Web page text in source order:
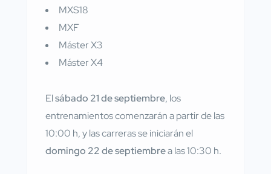
MXS18
MXF
Máster X3
Máster X4
Elsábado 21 de septiembre, los
entrenamientos comenzarán a partir de las
10:00 h, y las carreras se iniciarán el
domingo 22 de septiembrea las 10:30 h.